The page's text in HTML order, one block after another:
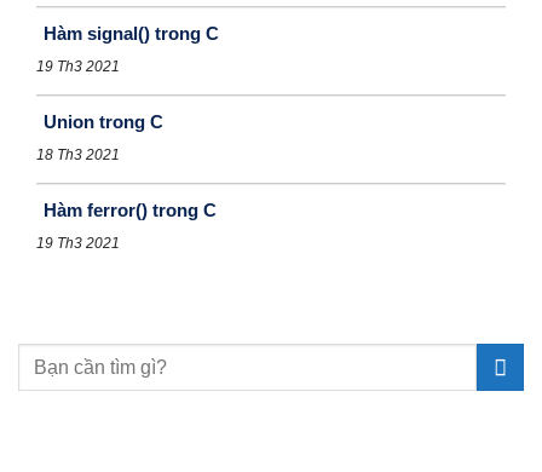
Hàm signal() trong C
19 Th3 2021
Union trong C
18 Th3 2021
Hàm ferror() trong C
19 Th3 2021